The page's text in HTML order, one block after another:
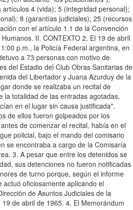
4 (vida); 5 (integridad personal);
8 (garantías judiciales); 25 (recursos
con el artículo 1.1 de la Convención
II. CONTEXTO 2. El 19 de abril
p.m., la Policía Federal argentina, en
a 73 personas con motivo de
del Estadio del Club Obras Sanitarias de
del Libertador y Juana Azurduy de la
donde se realizaba un recital de
la totalidad de las entradas agotadas,
en el lugar sin causa justificada".
de ellos fueron golpeados por los
de comenzar el recital, había en el
policial, bajo el mando del comisario
se encontraba a cargo de la Comisaría
3. A pesar que entre los detenidos se
sus detenciones no fueron notificadas
de turno porque, según el informe
actuó oficiosamente aplicando el
de Asuntos Judiciales de la
de abril de 1965. 4. El Memorándum